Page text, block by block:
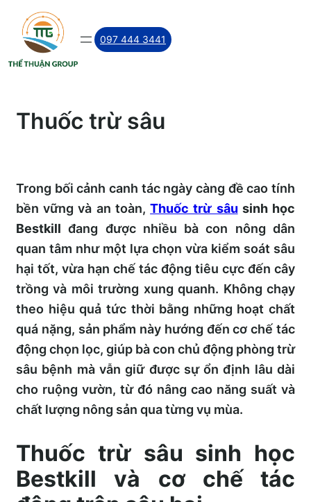
Skip
content
097 444 3441
Thuốc trừ sâu
Trong bối cảnh canh tác ngày càng đề cao tính
bền vững và an toàn,Thuốc trừ sâu sinh học
Bestkill đang được nhiều bà con nông dân
quan tâm như một lựa chọn vừa kiểm soát sâu
hại tốt, vừa hạn chế tác động tiêu cực đến cây
trồng và môi trường xung quanh. Không chạy
theo hiệu quả tức thời bằng những hoạt chất
quá nặng, sản phẩm này hướng đến cơ chế tác
động chọn lọc, giúp bà con chủ động phòng trừ
sâu bệnh mà vẫn giữ được sự ổn định lâu dài
cho ruộng vườn, từ đó nâng cao năng suất và
chất lượng nông sản qua từng vụ mùa.
Thuốc trừ sâu sinh học
Bestkill và cơ chế tác